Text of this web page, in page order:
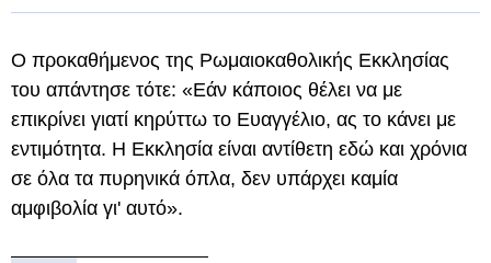
Ο προκαθήμενος της Ρωμαιοκαθολικής Εκκλησίας
του απάντησε τότε: «Εάν κάποιος θέλει να με
επικρίνει γιατί κηρύττω το Ευαγγέλιο, ας το κάνει με
εντιμότητα. Η Εκκλησία είναι αντίθετη εδώ και χρόνια
σε όλα τα πυρηνικά όπλα, δεν υπάρχει καμία
αμφιβολία γι' αυτό».